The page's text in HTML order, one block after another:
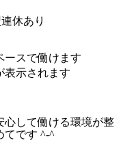
休あり
スで働けます
表示されます
心して働ける環境が整
てです ^-^